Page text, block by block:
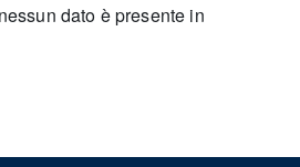
dato è presente in